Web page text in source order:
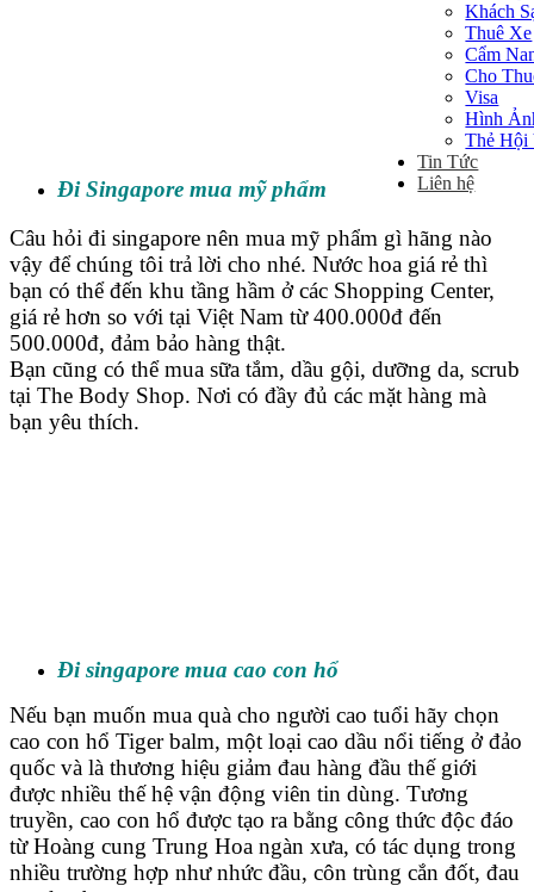
Khách
Thuê Xe
Cẩm
Cho
Visa
Hình
Thẻ Hội
Tin Tức
Liên hệ
Đi Singapore mua mỹ phẩm
Câu hỏi đi singapore nên mua mỹ phẩm gì hãng nào
vậy để chúng tôi trả lời cho nhé. Nước hoa giá rẻ thì
bạn có thể đến khu tầng hầm ở các Shopping Center,
giá rẻ hơn so với tại Việt Nam từ 400.000đ đến
500.000đ, đảm bảo hàng thật.
Bạn cũng có thể mua sữa tắm, dầu gội, dưỡng da, scrub
tại The Body Shop. Nơi có đầy đủ các mặt hàng mà
bạn yêu thích.
Đi singapore mua cao con hổ
Nếu bạn muốn mua quà cho người cao tuổi hãy chọn
cao con hổ Tiger balm, một loại cao dầu nổi tiếng ở đảo
quốc và là thương hiệu giảm đau hàng đầu thế giới
được nhiều thế hệ vận động viên tin dùng. Tương
truyền, cao con hổ được tạo ra bằng công thức độc đáo
từ Hoàng cung Trung Hoa ngàn xưa, có tác dụng trong
nhiều trường hợp như nhức đầu, côn trùng cắn đốt, đau